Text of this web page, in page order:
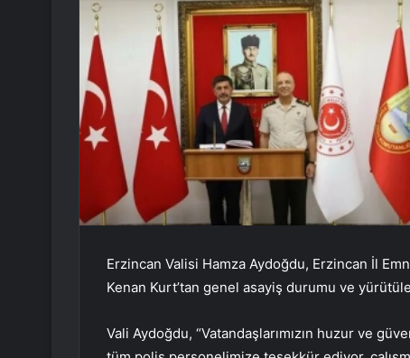
Erzincan Valisi Hamza Aydoğdu, Erzincan İl
Kenan Kurt’tan genel asayiş durumu ve
Vali Aydoğdu, “Vatandaşlarımızın huzur ve